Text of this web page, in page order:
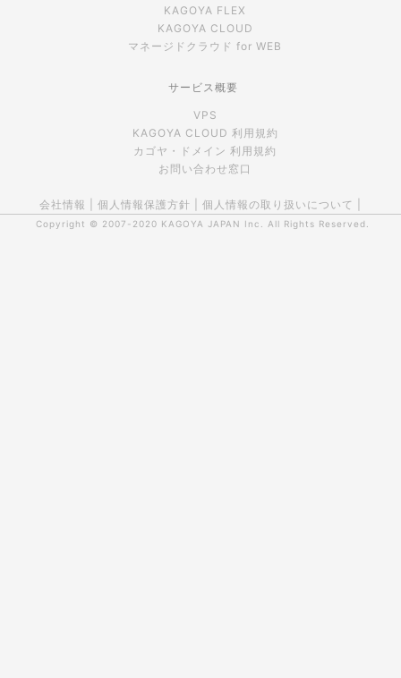
KAGOYA FLEX
KAGOYA CLOUD
マネージドクラウド for WEB
サービス概要
VPS
KAGOYA CLOUD 利用規約
カゴヤ・ドメイン 利用規約
お問い合わせ窓口
会社情報 個人情報保護方針 個人情報の取り扱いについて
Copyright © 2007-2020 KAGOYA JAPAN Inc. All Rights Reserved.